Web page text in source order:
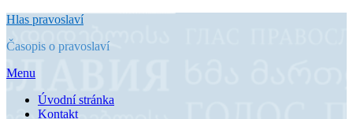
Přejít
obsahu
Hlas pravoslaví
Časopis o pravoslaví
Menu
Úvodní stránka
Kontakt